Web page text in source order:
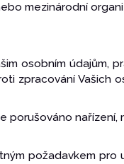
mezinárodní
osobním údajům,
zpracování Vašich
porušováno
požadavkem pro